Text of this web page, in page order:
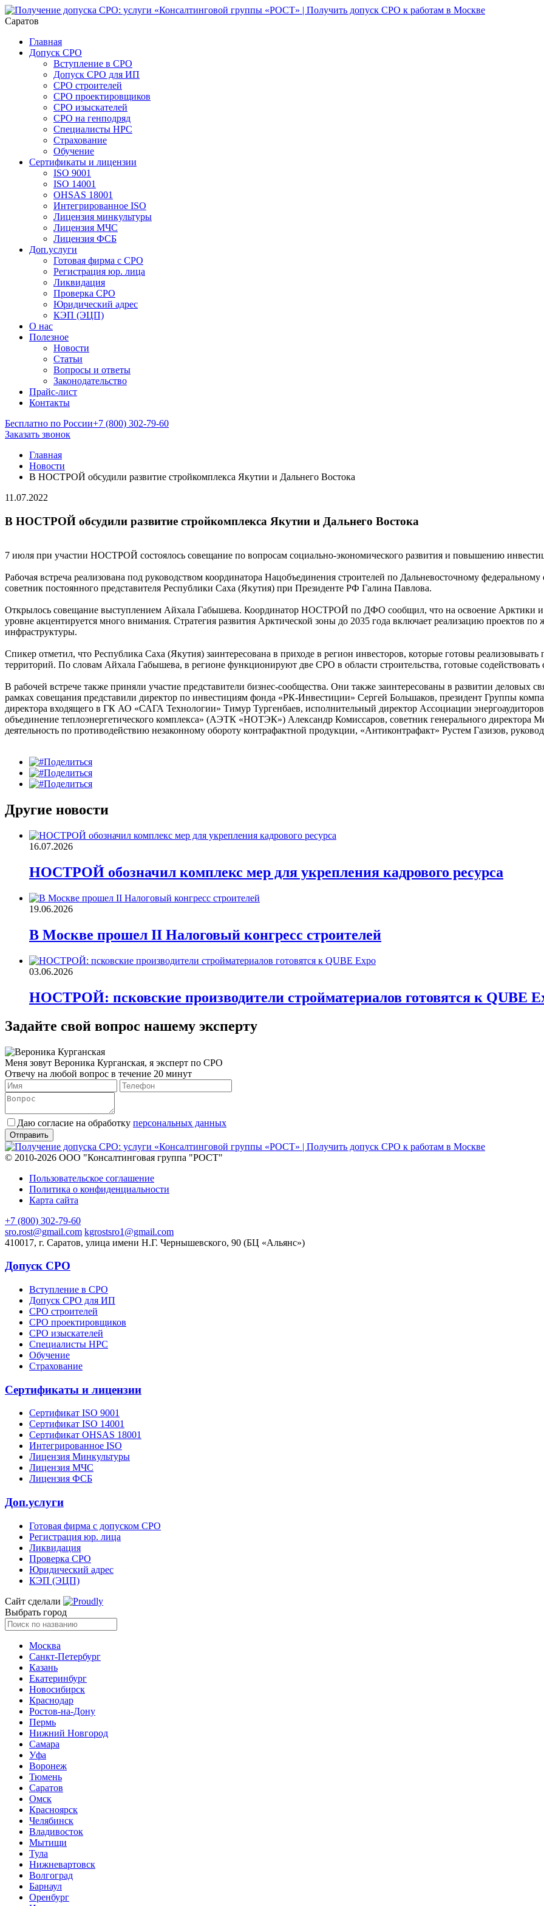
Саратов
Главная
Допуск СРО
Вступление в СРО
Допуск СРО для ИП
СРО строителей
СРО проектировщиков
СРО изыскателей
СРО на генподряд
Специалисты НРС
Страхование
Обучение
Сертификаты и лицензии
ISO 9001
ISO 14001
OHSAS 18001
Интегрированное ISO
Лицензия минкультуры
Лицензия МЧС
Лицензия ФСБ
Доп.услуги
Готовая фирма с СРО
Регистрация юр. лица
Ликвидация
Проверка СРО
Юридический адрес
КЭП (ЭЦП)
О нас
Полезное
Новости
Статьи
Вопросы и ответы
Законодательство
Прайс-лист
Контакты
Бесплатно по России+7 (800) 302-79-60
Заказать звонок
Главная
Новости
В НОСТРОЙ обсудили развитие стройкомплекса Якутии и Дальнего Востока
11.07.2022
В НОСТРОЙ обсудили развитие стройкомплекса Якутии и Дальнего Востока
7 июля при участии НОСТРОЙ состоялось совещание по вопросам социально-экономического развития и повышению
Рабочая встреча реализована под руководством координатора Нацобъединения строителей по Дальневосточному
советник постоянного представителя Республики Саха (Якутия) при Президенте РФ Галина Павлова.
Открылось совещание выступлением Айхала Габышева. Координатор НОСТРОЙ по ДФО сообщил, что на освоение Арктики и
уровне акцентируется много внимания. Стратегия развития Арктической зоны до 2035 года включает реализацию проектов
инфраструктуры.
Спикер отметил, что Республика Саха (Якутия) заинтересована в приходе в регион инвесторов, которые готовы
территорий. По словам Айхала Габышева, в регионе функционируют две СРО в области строительства, готовые
В рабочей встрече также приняли участие представители бизнес-сообщества. Они также заинтересованы в развитии деловых
рамках совещания представили директор по инвестициям фонда «РК-Инвестиции» Сергей Большаков, президент Группы
директора входящего в ГК АО «САГА Технологии» Тимур Тургенбаев, исполнительный директор Ассоциации
объединение теплоэнергетического комплекса» (АЭТК «НОТЭК») Александр Комиссаров, советник генерального директора
деятельность по противодействию незаконному обороту контрафактной продукции, «Антиконтрафакт» Рустем Газизов,
Поделиться
Поделиться
Поделиться
Другие новости
16.07.2026
НОСТРОЙ обозначил комплекс мер для укрепления кадрового ресурса
19.06.2026
В Москве прошел II Налоговый конгресс строителей
03.06.2026
НОСТРОЙ: псковские производители стройматериалов готовятся к QUBE
Задайте свой вопрос нашему эксперту
Меня зовут Вероника Курганская, я эксперт по СРО
Отвечу на любой вопрос в течение 20 минут
Даю согласие на обработку персональных данных
© 2010-2026 ООО "Консалтинговая группа "РОСТ"
Пользовательское соглашение
Политика о конфиденциальности
Карта сайта
+7 (800) 302-79-60
sro.rost@gmail.com kgrostsro1@gmail.com
410017, г. Саратов, улица имени Н.Г. Чернышевского, 90 (БЦ «Альянс»)
Допуск СРО
Вступление в СРО
Допуск СРО для ИП
СРО строителей
СРО проектировщиков
СРО изыскателей
Специалисты НРС
Обучение
Страхование
Сертификаты и лицензии
Сертификат ISO 9001
Сертификат ISO 14001
Сертификат OHSAS 18001
Интегрированное ISO
Лицензия Минкультуры
Лицензия МЧС
Лицензия ФСБ
Доп.услуги
Готовая фирма с допуском СРО
Регистрация юр. лица
Ликвидация
Проверка СРО
Юридический адрес
КЭП (ЭЦП)
Сайт сделали
Выбрать город
Москва
Санкт-Петербург
Казань
Екатеринбург
Новосибирск
Краснодар
Ростов-на-Дону
Пермь
Нижний Новгород
Самара
Уфа
Воронеж
Тюмень
Саратов
Омск
Красноярск
Челябинск
Владивосток
Мытищи
Тула
Нижневартовск
Волгоград
Барнаул
Оренбург